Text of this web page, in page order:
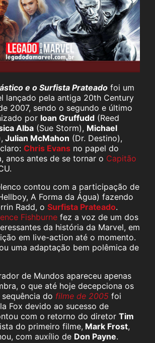
e o Surfista Prateado foi um
lançado pela antiga 20th Century
2007, sendo o segundo e último
por Ioan Gruffudd (Reed
Alba (Sue Storm), Michael
Julian McMahon (Dr. Destino),
Chris Evans no papel do
anos antes de se tornar o Capitão
contou com a participação de
A Forma da Água) fazendo
Radd, o Surfista Prateado.
Fishburne fez a voz de um dos
da história da Marvel, em
em live-action até o momento.
uma adaptação bem polêmica de
de Mundos apareceu apenas
o que até hoje decepciona os
do filme de 2005 foi
Fox devido ao sucesso de
com o retorno do diretor Tim
do primeiro filme, Mark Frost,
com auxílio de Don Payne.